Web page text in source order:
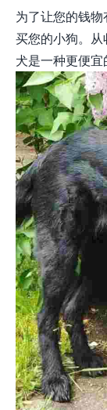
为了让您的钱
买您的小狗。
犬是一种更便宜